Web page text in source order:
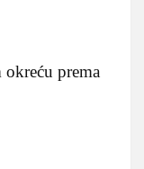
okreću prema